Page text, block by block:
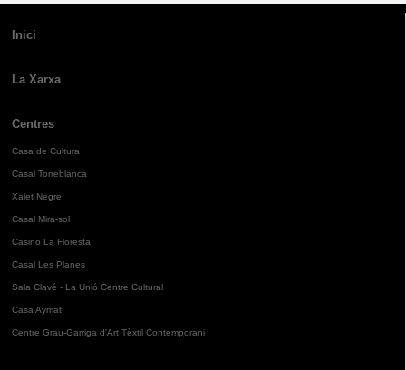
Inici
La Xarxa
Centres
Casa de Cultura
Casal Torreblanca
Xalet Negre
Casal Mira-sol
Casino La Floresta
Casal Les Planes
Sala Clavé - La Unió Centre Cultural
Casa Aymat
Centre Grau-Garriga d'Art Tèxtil Contemporani